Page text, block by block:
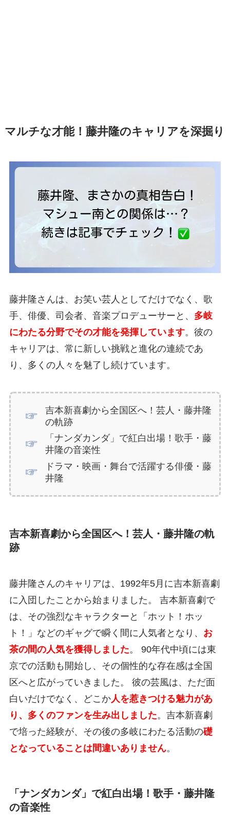
マルチな才能！藤井隆のキャリアを深掘り
藤井隆さんは、お笑い芸人としてだけでなく、歌
手、俳優、司会者、音楽プロデューサーと、 多岐
にわたる分野でその才能を発揮しています。彼の
キャリアは、常に新しい挑戦と進化の連続であ
り、多くの人々を魅了し続けています。
吉本新喜劇から全国区へ！芸人・藤井隆
の軌跡
「ナンダカンダ」で紅白出場！歌手・藤
井隆の音楽性
ドラマ・映画・舞台で活躍する俳優・藤
井隆
吉本新喜劇から全国区へ！芸人・藤井隆の軌
跡
藤井隆さんのキャリアは、1992年5月に吉本新喜劇
に入団したことから始まりました。 吉本新喜劇で
は、その強烈なキャラクターと「ホット！ホッ
ト！」などのギャグで瞬く間に人気者となり、 お
茶の間の人気を獲得しました。 90年代中頃には東
京での活動も開始し、その個性的な存在感は全国
区へと広がっていきました。 彼の芸風は、ただ面
白いだけでなく、どこか人を惹きつける魅力があ
り、多くのファンを生み出しました。吉本新喜劇
で培った経験が、その後の多岐にわたる活動の礎
となっていることは間違いありません。
「ナンダカンダ」で紅白出場！歌手・藤井隆
の音楽性